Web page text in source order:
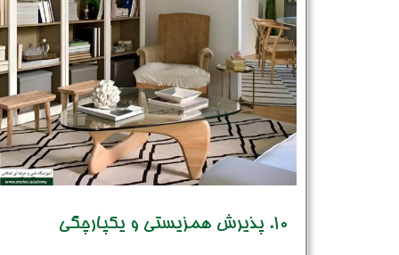
10. پذیرش همزیستی و یکپارچگی